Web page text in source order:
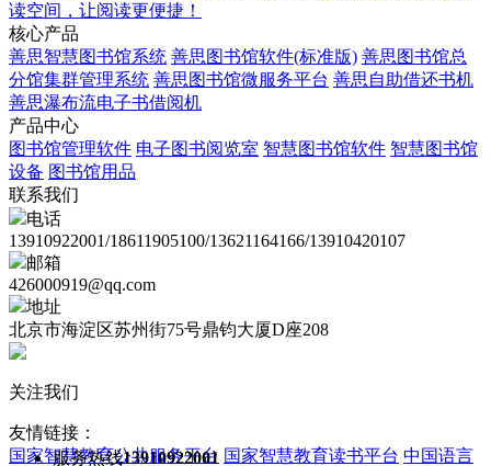
读空间，让阅读更便捷！
核心产品
善思智慧图书馆系统 善思图书馆软件(标准版) 善思图书馆总
分馆集群管理系统 善思图书馆微服务平台 善思自助借还书机
善思瀑布流电子书借阅机
产品中心
图书馆管理软件 电子图书阅览室 智慧图书馆软件 智慧图书馆
设备 图书馆用品
联系我们
电话
13910922001/18611905100/13621164166/13910420107
邮箱
426000919@qq.com
地址
北京市海淀区苏州街75号鼎钧大厦D座208
关注我们
友情链接：
国家智慧教育公共服务平台 国家智慧教育读书平台 中国语言
服务热线13910922001